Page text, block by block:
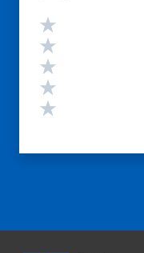
Valutazione